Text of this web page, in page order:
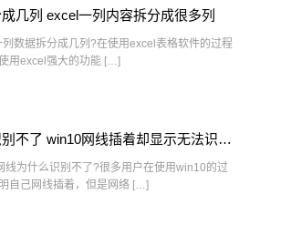
几列 excel一列内容拆分成很多列
据拆分成几列?在使用excel表格软件的过程
用excel强大的功能 […]
window10插网线为什么识别不了 win10网线插着却显示无法识别网络
什么识别不了?很多用户在使用win10的过
自己网线插着，但是网络 […]